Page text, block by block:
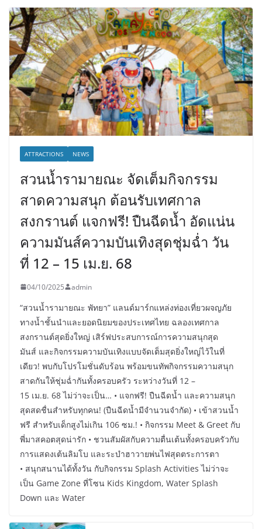
ATTRACTIONS NEWS
สวนน้ำรามายณะ จัดเต็มกิจกรรม
สาดความสนุก ต้อนรับเทศกาล
สงกรานต์ แจกฟรี! ปืนฉีดน้ำ อัดแน่น
ความมันส์ความบันเทิงสุดชุ่มฉ่ำ วัน
ที่ 12 – 15 เม.ย. 68
04/10/2025 admin
“สวนน้ำรามายณะ พัทยา” แลนด์มาร์กแหล่งท่องเที่ยวผจญภัย
ทางน้ำชั้นนำและยอดนิยมของประเทศไทย ฉลองเทศกาล
สงกรานต์สุดยิ่งใหญ่ เสิร์ฟประสบการณ์การความสนุกสุด
มันส์ และกิจกรรมความบันเทิงแบบจัดเต็มสุดยิ่งใหญ่ไว้ในที่
เดียว! พบกับโปรโมชั่นดับร้อน พร้อมขนทัพกิจกรรมความสนุก
สาดกันให้ชุ่มฉ่ำกันทั้งครอบครัว ระหว่างวันที่ 12 –
15 เม.ย. 68 ไม่ว่าจะเป็น… • แจกฟรี! ปืนฉีดน้ำ และความสนุก
สุดสดชื่นสำหรับทุกคน! (ปืนฉีดน้ำมีจำนวนจำกัด) • เข้าสวนน้ำ
ฟรี สำหรับเด็กสูงไม่เกิน 106 ซม.! • กิจกรรม Meet & Greet กับ
พี่มาสคอตสุดน่ารัก • ชวนสัมผัสกับความตื่นเต้นทั้งครอบครัวกับ
การแสดงเต้นลิมโบ และระบำฮาวายพ่นไฟสุดตระการตา
• สนุกสนานได้ทั้งวัน กับกิจกรรม Splash Activities ไม่ว่าจะ
เป็น Game Zone ที่โซน Kids Kingdom, Water Splash
Down และ Water